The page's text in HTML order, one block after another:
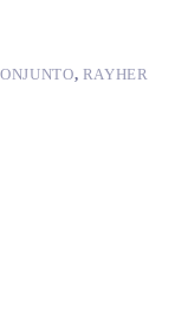
, RAYHER